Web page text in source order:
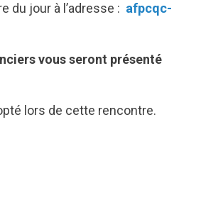
du jour à l’adresse : afpcqc-
vous seront présenté
lors de cette rencontre.